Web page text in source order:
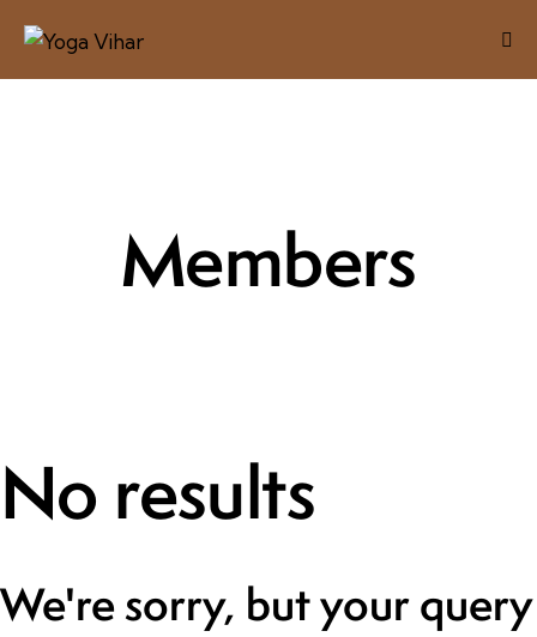
Members
No results
We're sorry, but your